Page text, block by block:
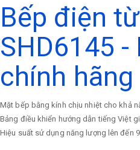
Bếp điện
SHD6145 -
chính hãng
Mặt bếp bằng kính chịu nhiệt cho khả
Bảng điều khiển hướng dẫn tiếng Việt
Hiệu suất sử dụng năng lượng lên đến